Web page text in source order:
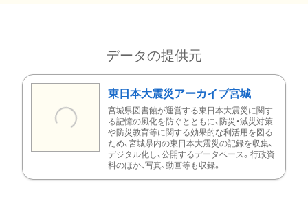
データの提供元
東日本大震災アーカイブ宮城
宮城県図書館が運営する東日本大震災に関す
る記憶の風化を防ぐとともに、防災・減災対策
や防災教育等に関する効果的な利活用を図る
ため、宮城県内の東日本大震災の記録を収集、
デジタル化し、公開するデータベース。行政資
料のほか、写真、動画等も収録。